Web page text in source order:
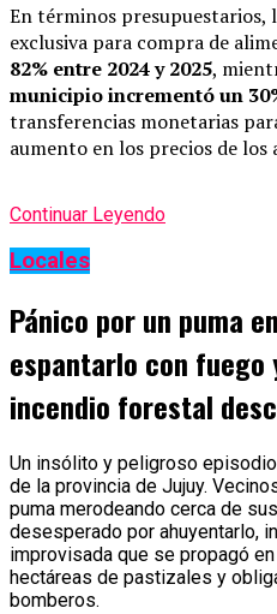
En términos presupuestarios,
exclusiva para compra de
82% entre 2024 y 2025,
municipio incrementó un
transferencias monetarias
aumento en los precios de los
Continuar Leyendo
Locales
Pánico por un puma
espantarlo con fuego
incendio forestal
Un insólito y peligroso episodio
de la provincia de Jujuy.
puma merodeando cerca de
desesperado por ahuyentarlo,
improvisada que se propagó
hectáreas de pastizales y
bomberos.